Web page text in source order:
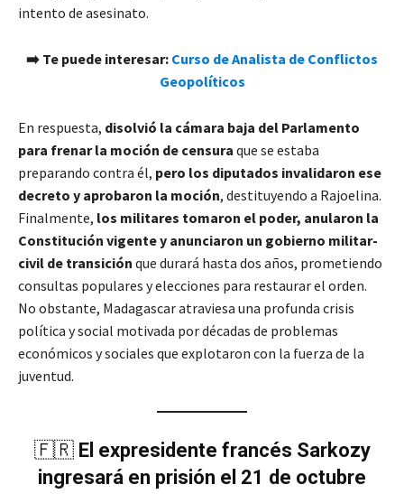
intento de asesinato.
➡️ Te puede interesar: Curso de Analista de Conflictos
Geopolíticos
En respuesta, disolvió la cámara baja del Parlamento
para frenar la moción de censura que se estaba
preparando contra él, pero los diputados invalidaron ese
decreto y aprobaron la moción, destituyendo a Rajoelina.
Finalmente, los militares tomaron el poder, anularon la
Constitución vigente y anunciaron un gobierno militar-
civil de transición que durará hasta dos años, prometiendo
consultas populares y elecciones para restaurar el orden.
No obstante, Madagascar atraviesa una profunda crisis
política y social motivada por décadas de problemas
económicos y sociales que explotaron con la fuerza de la
juventud.
🇫🇷 El expresidente francés Sarkozy
ingresará en prisión el 21 de octubre